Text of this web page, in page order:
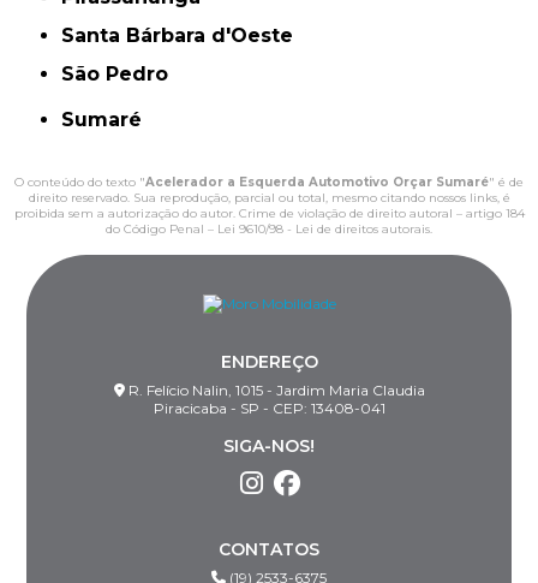
Santa Bárbara d'Oeste
São Pedro
Sumaré
O conteúdo do texto "Acelerador a Esquerda Automotivo Orçar Sumaré" é de
direito reservado. Sua reprodução, parcial ou total, mesmo citando nossos links, é
proibida sem a autorização do autor. Crime de violação de direito autoral – artigo 184
do Código Penal – Lei 9610/98 - Lei de direitos autorais.
ENDEREÇO
R. Felício Nalin, 1015 - Jardim Maria Claudia
Piracicaba - SP - CEP: 13408-041
SIGA-NOS!
CONTATOS
(19) 2533-6375